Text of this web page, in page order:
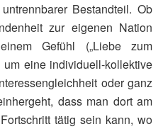
Bestandteil. Ob
zur eigenen Nation
Gefühl („Liebe zum
um eine individuell-kollektive
oder ganz
dass man dort am
tätig sein kann, wo